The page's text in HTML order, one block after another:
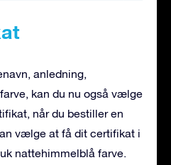
anledning,
kan du nu også vælge
når du bestiller en
vælge at få dit certifikat i
nattehimmelblå farve.